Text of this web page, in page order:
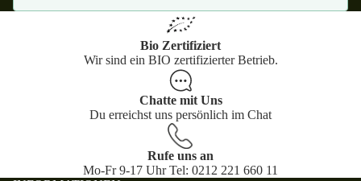
Bio Zertifiziert
Wir sind ein BIO zertifizierter Betrieb.
Chatte mit Uns
Du erreichst uns persönlich im Chat
Rufe uns an
Mo-Fr 9-17 Uhr Tel: 0212 221 660 11